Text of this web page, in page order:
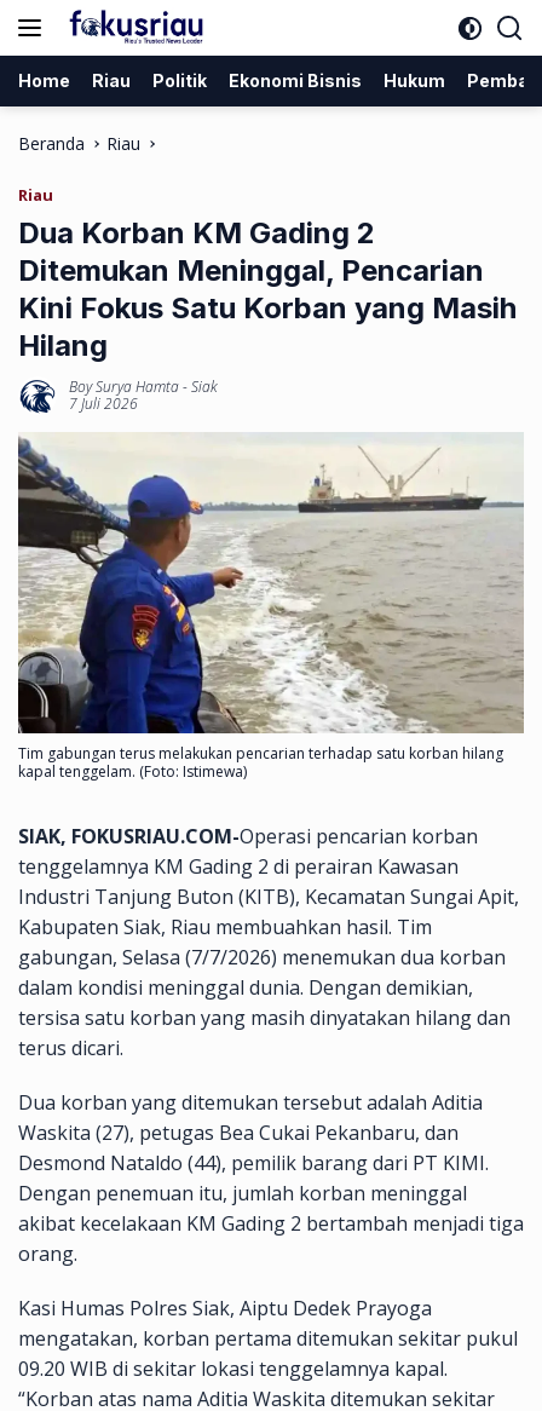
Langsung
Home Riau Politik Ekonomi Bisnis Hukum
Beranda Riau
Riau
Dua Korban KM Gading 2
Ditemukan Meninggal, Pencarian
Kini Fokus Satu Korban yang Masih
Hilang
Boy Surya Hamta-Siak
7 Juli 2026
Tim gabungan terus melakukan pencarian terhadap satu korban hilang
kapal tenggelam. (Foto: Istimewa)
SIAK, FOKUSRIAU.COM-Operasi pencarian korban
tenggelamnya KM Gading 2 di perairan Kawasan
Industri Tanjung Buton (KITB), Kecamatan Sungai Apit,
Kabupaten Siak, Riau membuahkan hasil. Tim
gabungan, Selasa (7/7/2026) menemukan dua korban
dalam kondisi meninggal dunia. Dengan demikian,
tersisa satu korban yang masih dinyatakan hilang dan
terus dicari.
Dua korban yang ditemukan tersebut adalah Aditia
Waskita (27), petugas Bea Cukai Pekanbaru, dan
Desmond Nataldo (44), pemilik barang dari PT KIMI.
Dengan penemuan itu, jumlah korban meninggal
akibat kecelakaan KM Gading 2 bertambah menjadi tiga
orang.
Kasi Humas Polres Siak, Aiptu Dedek Prayoga
mengatakan, korban pertama ditemukan sekitar pukul
09.20 WIB di sekitar lokasi tenggelamnya kapal.
“Korban atas nama Aditia Waskita ditemukan sekitar